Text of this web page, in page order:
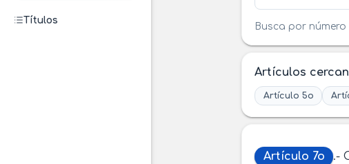
Títulos
Busca por
Artículos
Artículo 5o
Artículo 7o
.-